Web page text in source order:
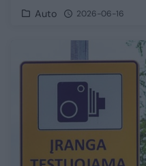
Auto 2026-06-16